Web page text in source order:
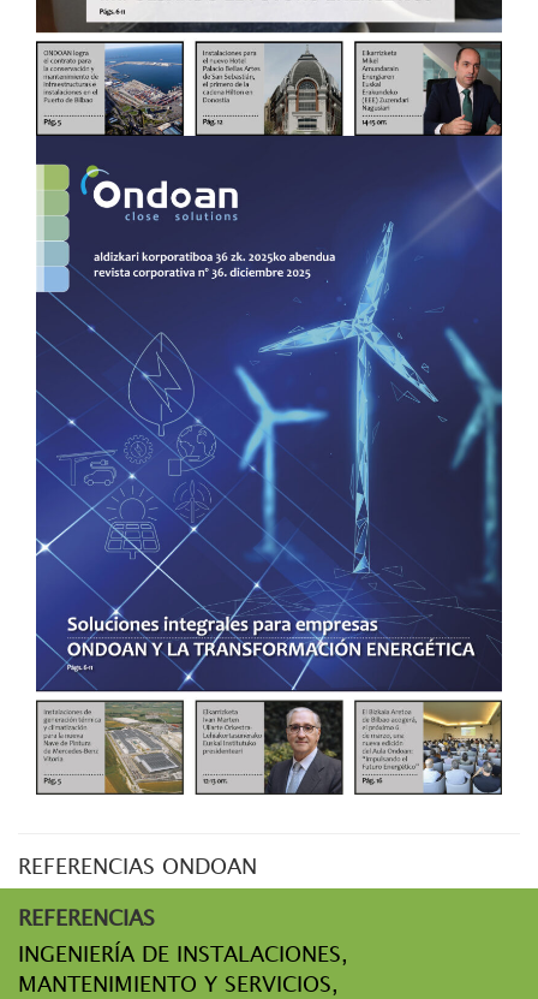
REFERENCIAS ONDOAN
REFERENCIAS
INGENIERÍA DE INSTALACIONES,
MANTENIMIENTO Y SERVICIOS,